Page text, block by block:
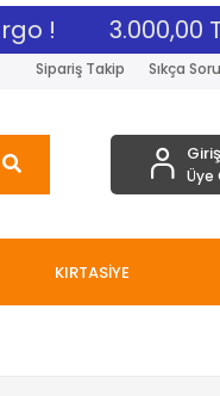
! 3.000,00
Sipariş Takip Sıkça
Üye
KIRTASİYE